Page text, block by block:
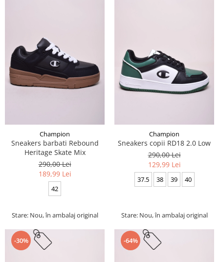
Champion
Sneakers barbati Rebound
Heritage Skate Mix
290,00 Lei
189,99 Lei
42
Stare: Nou, în ambalaj original
Champion
Sneakers copii RD18 2.0 Low
290,00 Lei
129,99 Lei
37.5 38 39 40
Stare: Nou, în ambalaj original
-30% -64%